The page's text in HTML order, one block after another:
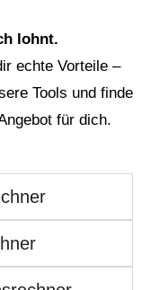
lohnt.
echte Vorteile –
Tools und finde
für dich.